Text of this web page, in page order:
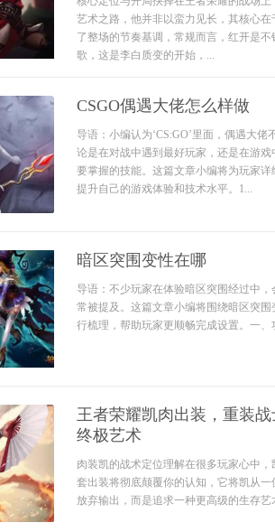
艺术之路，他并非以蛮力见长，其核心
了整场的节奏基调，常规而言，红开是
歌，这是李白质变的开始，...
CSGO偶遇大佬怎么样做
导语：小编认为‘CS:GO’里面，偶遇大
论是在对战中遇到最好玩家，还是在游
要掌握的技能。这篇文章小编将为玩家详
提升自己的游戏体验和技术水平。1...
暗区突围变性在哪
导语：不少玩家在体验暗区突围经过中
常被提及。这篇文章小编将围绕暗区突
行梳理，帮助玩家更顺畅完成设置。一、
王者荣耀凯肉出装，重装
终极艺术
肉装凯的战术定位理解在很多玩家心中
套出装将彻底颠覆你的认知，它将凯从
放弃输出，而是追求一种更高级的生存